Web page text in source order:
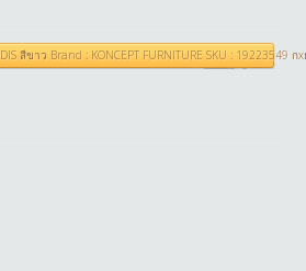
สีขาว Brand : KONCEPT FURNITURE SKU : 19223549 ก